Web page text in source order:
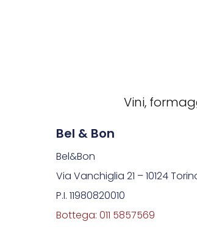
Vini,
Bel & Bon
Bel&Bon
Via Vanchiglia 21 – 10124
P.I. 11980820010
Bottega: 011 5857569